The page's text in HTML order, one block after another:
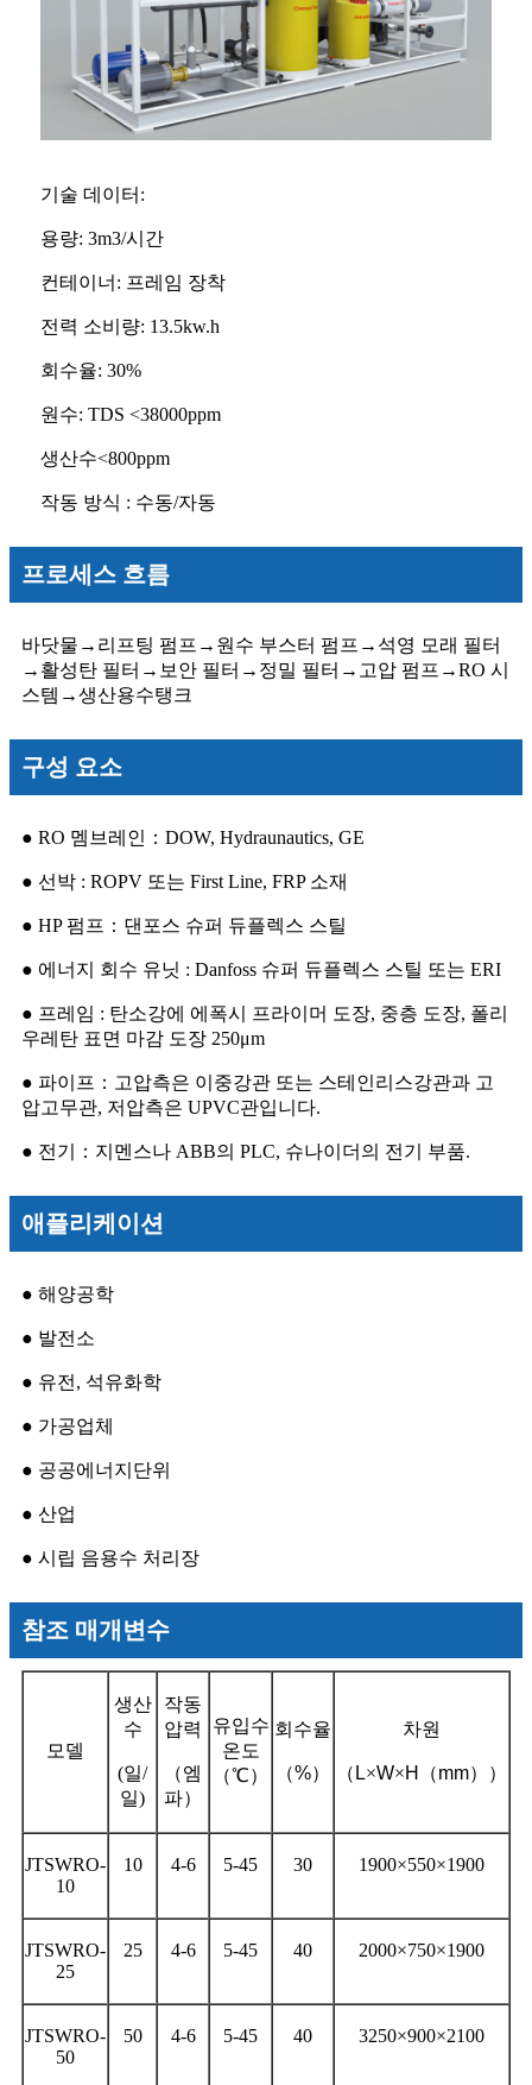
기술 데이터:
용량: 3m3/시간
컨테이너: 프레임 장착
전력 소비량: 13.5kw.h
회수율: 30%
원수: TDS <38000ppm
생산수<800ppm
작동 방식 : 수동/자동
프로세스 흐름
바닷물 → 리프팅 펌프 → 원수 부스터 펌프 → 석영 모래 필터
→ 활성탄 필터 → 보안 필터 → 정밀 필터 → 고압 펌프 →RO 시
스템 →생산용수탱크
구성 요소
● RO 멤브레인：DOW, Hydraunautics, GE
● 선박 : ROPV 또는 First Line, FRP 소재
● HP 펌프：댄포스 슈퍼 듀플렉스 스틸
● 에너지 회수 유닛 : Danfoss 슈퍼 듀플렉스 스틸 또는 ERI
● 프레임 : 탄소강에 에폭시 프라이머 도장, 중층 도장, 폴리
우레탄 표면 마감 도장 250μm
● 파이프：고압측은 이중강관 또는 스테인리스강관과 고
압고무관, 저압측은 UPVC관입니다.
● 전기：지멘스나 ABB의 PLC, 슈나이더의 전기 부품.
애플리케이션
● 해양공학
● 발전소
● 유전, 석유화학
● 가공업체
● 공공에너지단위
● 산업
● 시립 음용수 처리장
참조 매개변수
모델
생산
수
(일/
일)
작동
압력
（엠
파）
유입수
온도
（℃）
회수율
（%）
차원
（ L×W×H （mm））
JTSWRO-
10
10 4-6 5-45 30 1900×550×1900
JTSWRO-
25
25 4-6 5-45 40 2000×750×1900
JTSWRO-
50
50 4-6 5-45 40 3250×900×2100